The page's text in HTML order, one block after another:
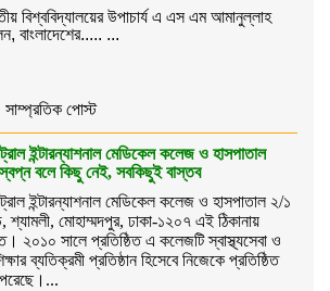
বিশ্ববিদ্যালয়ের উপাচার্য এ এস এম আমানুল্লাহ
বাংলাদেশের..... ...
সাম্প্রতিক পোস্ট
ইন্টারন্যাশনাল মেডিকেল কলেজ ও হাসপাতাল
স্বপ্ন বলে কিছু নেই, সবকিছুই বাস্তব
ইন্টারন্যাশনাল মেডিকেল কলেজ ও হাসপাতাল ২/১
শ্যামলী, মোহাম্মদপুর, ঢাকা-১২০৭ এই ঠিকানায়
২০১০ সালে প্রতিষ্ঠিত এ কলেজটি স্বাস্থ্যসেবা ও
ব্যতিক্রমী প্রতিষ্ঠান হিসেবে নিজেকে প্রতিষ্ঠিত